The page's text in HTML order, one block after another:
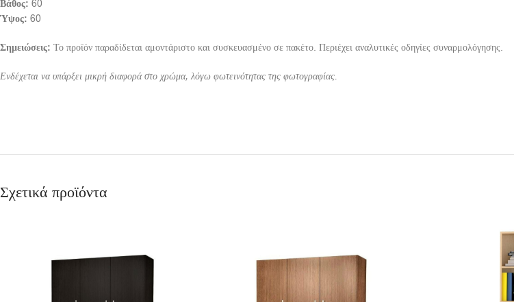
Βάθος: 60
Ύψος: 60
Σημειώσεις: Το προϊόν παραδίδεται αμοντάριστο και συσκευασμένο σε πακέτο. Περιέχει αναλυτικές οδηγίες συναρμολόγησης.
Ενδέχεται να υπάρξει μικρή διαφορά στο χρώμα, λόγω φωτεινότητας της φωτογραφίας.
Σχετικά προϊόντα